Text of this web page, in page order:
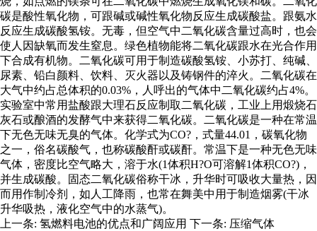
碳是酸性氧化物，可跟碱或碱性氧化物反应生成碳酸盐。跟氨水
反应生成碳酸氢铵。无毒，但空气中二氧化碳含量过高时，也会
使人因缺氧而发生窒息。绿色植物能将二氧化碳跟水在光合作用
下合成有机物。二氧化碳可用于制造碳酸氢铵、小苏打、纯碱、
尿素、铅白颜料、饮料、灭火器以及铸钢件的淬火。二氧化碳在
大气中约占总体积的0.03%，人呼出的气体中二氧化碳约占4%。
实验室中常用盐酸跟大理石反应制取二氧化碳，工业上用煅烧石
灰石或酿酒的发酵气中来获得二氧化碳。二氧化碳是一种在常温
下无色无味无臭的气体。化学式为CO?，式量44.01，碳氧化物
之一，俗名碳酸气，也称碳酸酐或碳酐。常温下是一种无色无味
气体，密度比空气略大，溶于水(1体积H?O可溶解1体积CO?)，
并生成碳酸。固态二氧化碳俗称干冰，升华时可吸收大量热，因
而用作制冷剂，如人工降雨，也常在舞美中用于制造烟雾(干冰
升华吸热，液化空气中的水蒸气)。
上一条: 氢燃料电池的优点和广阔应用 下一条: 压缩气体